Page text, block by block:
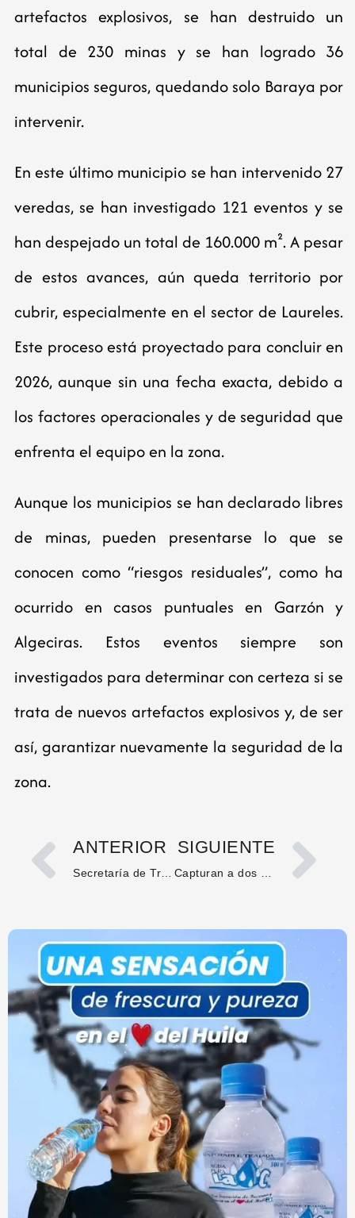
artefactos explosivos, se han destruido un
total de 230 minas y se han logrado 36
municipios seguros, quedando solo Baraya por
intervenir.
En este último municipio se han intervenido 27
veredas, se han investigado 121 eventos y se
han despejado un total de 160.000 m². A pesar
de estos avances, aún queda territorio por
cubrir, especialmente en el sector de Laureles.
Este proceso está proyectado para concluir en
2026, aunque sin una fecha exacta, debido a
los factores operacionales y de seguridad que
enfrenta el equipo en la zona.
Aunque los municipios se han declarado libres
de minas, pueden presentarse lo que se
conocen como “riesgos residuales”, como ha
ocurrido en casos puntuales en Garzón y
Algeciras. Estos eventos siempre son
investigados para determinar con certeza si se
trata de nuevos artefactos explosivos y, de ser
así, garantizar nuevamente la seguridad de la
zona.
ANTERIOR SIGUIENTE